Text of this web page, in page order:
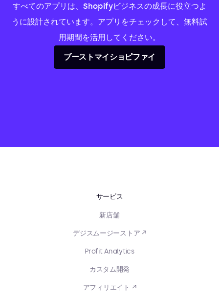
すべてのアプリは、Shopifyビジネスの成長に役立つよ
うに設計されています。アプリをチェックして、無料試
用期間を活用してください。
ブーストマイショピファイ
サービス
新店舗
デジスムージーストア ↗
Profit Analytics
カスタム開発
アフィリエイト ↗